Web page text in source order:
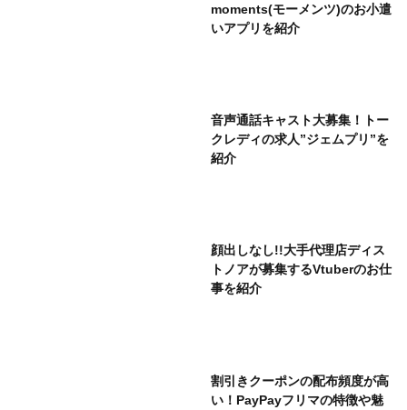
moments(モーメンツ)のお小遣
いアプリを紹介
音声通話キャスト大募集！トー
クレディの求人”ジェムプリ”を
紹介
顔出しなし!!大手代理店ディス
トノアが募集するVtuberのお仕
事を紹介
割引きクーポンの配布頻度が高
い！PayPayフリマの特徴や魅